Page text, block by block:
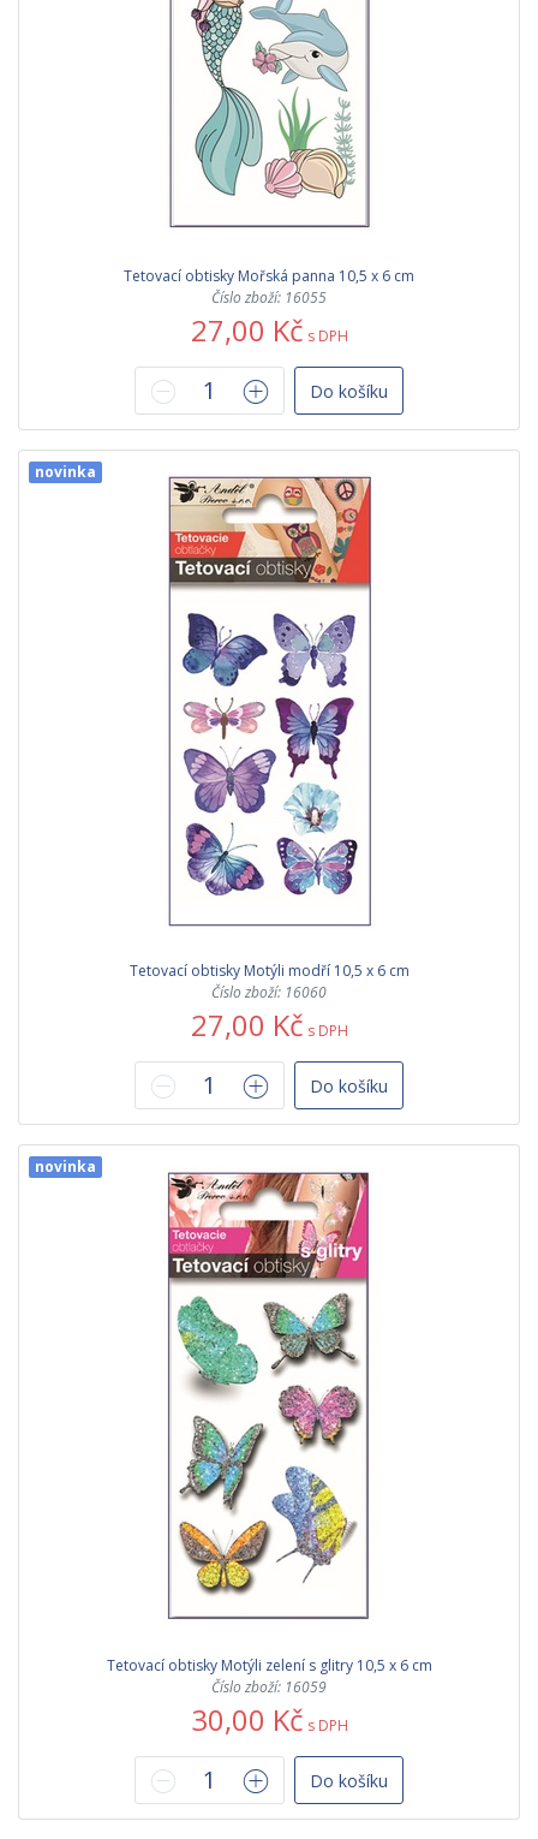
Tetovací obtisky Mořská panna 10,5 x 6 cm
Číslo zboží: 16055
27,00 Kč s DPH
Do košíku
novinka
Tetovací obtisky Motýli modří 10,5 x 6 cm
Číslo zboží: 16060
27,00 Kč s DPH
Do košíku
novinka
Tetovací obtisky Motýli zelení s glitry 10,5 x 6 cm
Číslo zboží: 16059
30,00 Kč s DPH
Do košíku